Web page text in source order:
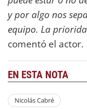
y por algo nos
equipo. La
comentó el actor.
EN ESTA NOTA
Nicolás Cabré